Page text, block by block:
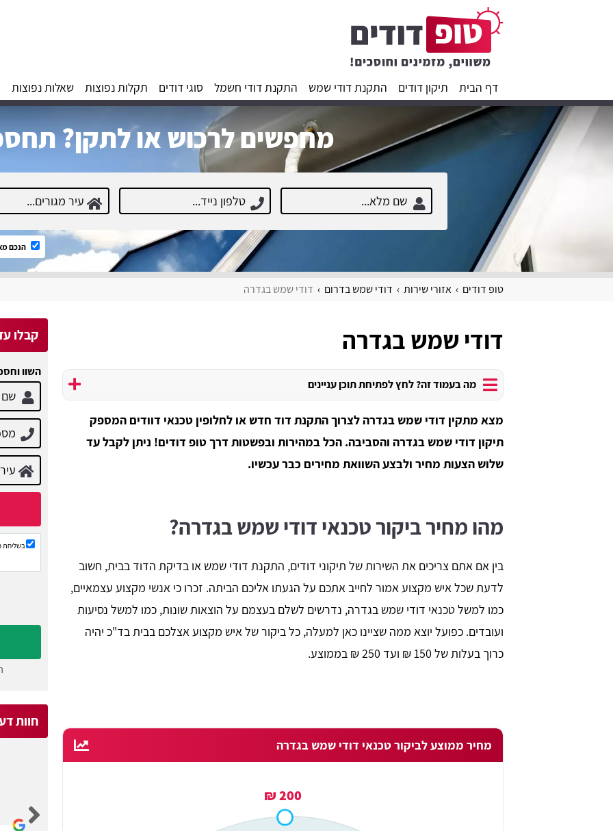
דף הבית תיקון דודים התקנת דודי שמש התקנת דודי חשמל סוגי דודים תקלות נפוצות שאלות נפוצות
מחפשים לרכוש או לתקן?
הנכם
טופ דודים אזורי שירות דודי שמש בדרום דודי שמש בגדרה
דודי שמש בגדרה
מה בעמוד זה? לחץ לפתיחת תוכן עניינים
מצא מתקין דודי שמש בגדרה לצרוך התקנת דוד חדש או לחלופין טכנאי דוודים המספק
תיקון דודי שמש בגדרה והסביבה. הכל במהירות ובפשטות דרך טופ דודים! ניתן לקבל עד
שלוש הצעות מחיר ולבצע השוואת מחירים כבר עכשיו.
מהו מחיר ביקור טכנאי דודי שמש בגדרה?
בין אם אתם צריכים את השירות של תיקוני דודים, התקנת דודי שמש או בדיקת הדוד בבית, חשוב
לדעת שכל איש מקצוע אמור לחייב אתכם על הגעתו אליכם הביתה. זכרו כי אנשי מקצוע עצמאיים,
כמו למשל טכנאי דודי שמש בגדרה, נדרשים לשלם בעצמם על הוצאות שונות, כמו למשל נסיעות
ועובדים. כפועל יוצא ממה שציינו כאן למעלה, כל ביקור של איש מקצוע אצלכם בבית בד"כ יהיה
כרוך בעלות של 150 ₪ ועד 250 ₪ בממוצע.
מחיר ממוצע לביקור טכנאי דודי שמש בגדרה
200 ₪
קבלו עד 3 הצעות
השוו
בשליחת
חוות